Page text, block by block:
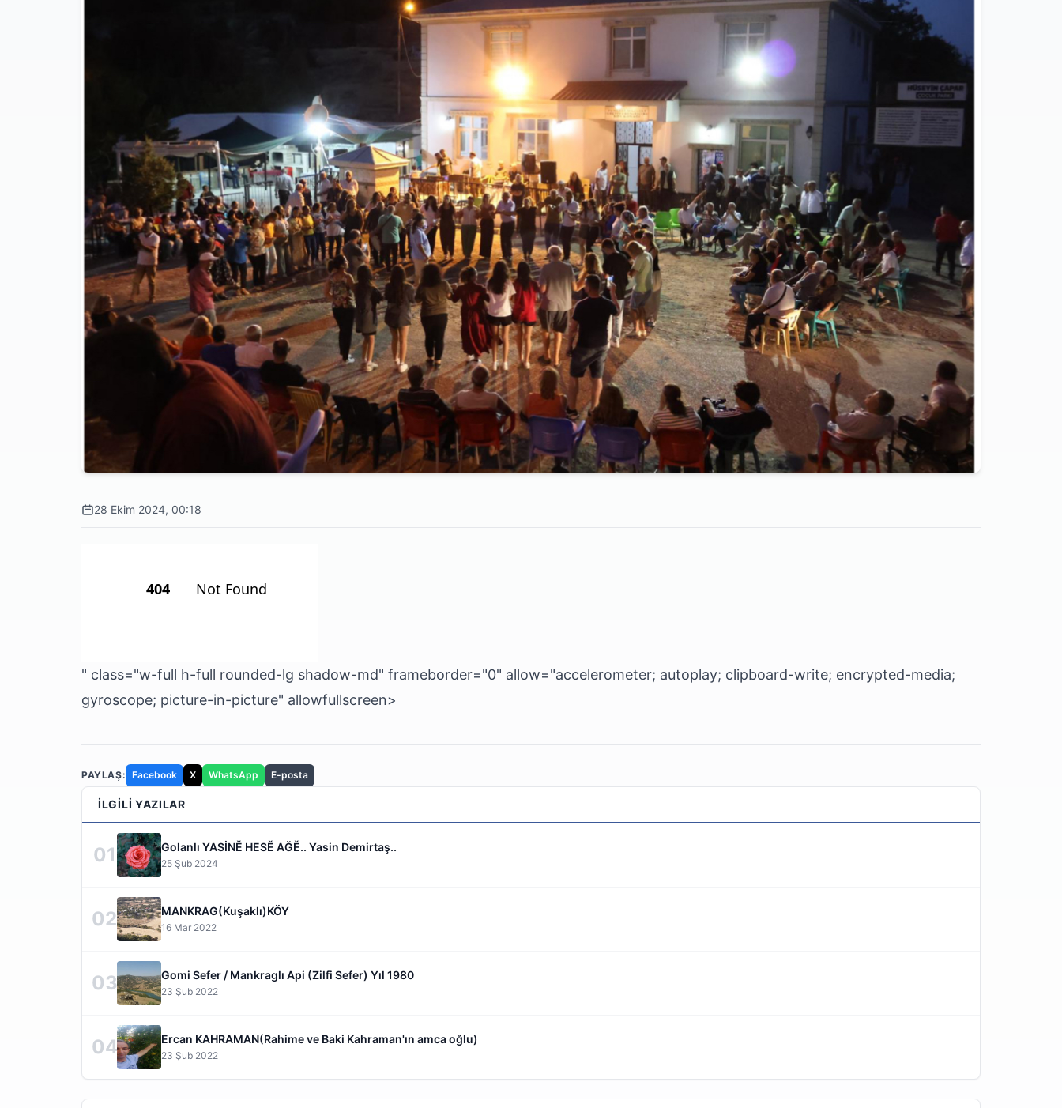
28 Ekim 2024, 00:18
" class="w-full h-full rounded-lg shadow-md" frameborder="0" allow="accelerometer; autoplay; clipboard-write; encrypted-media;
gyroscope; picture-in-picture" allowfullscreen>
PAYLAŞ: Facebook X WhatsApp E-posta
İLGILI YAZILAR
01 Golanlı YASİNĚ HESĚ AĞĚ.. Yasin Demirtaş..
25 Şub 2024
02 MANKRAG(Kuşaklı)KÖY
16 Mar 2022
03 Gomi Sefer / Mankraglı Api (Zilfi Sefer) Yıl 1980
23 Şub 2022
04 Ercan KAHRAMAN(Rahime ve Baki Kahraman'ın amca oğlu)
23 Şub 2022